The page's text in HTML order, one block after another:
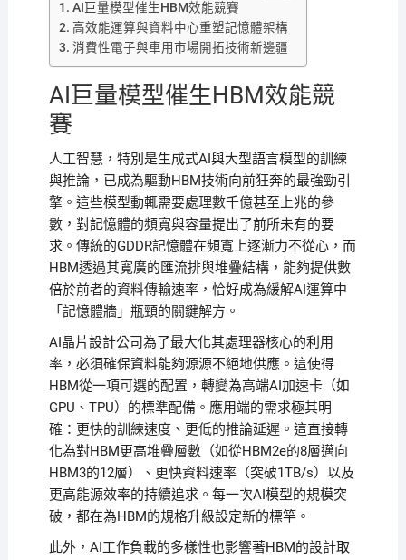
AI巨量模型催生HBM效能競賽
高效能運算與資料中心重塑記憶體架構
消費性電子與車用市場開拓技術新邊疆
AI巨量模型催生HBM效能競
賽
人工智慧，特別是生成式AI與大型語言模型的訓練
與推論，已成為驅動HBM技術向前狂奔的最強勁引
擎。這些模型動輒需要處理數千億甚至上兆的參
數，對記憶體的頻寬與容量提出了前所未有的要
求。傳統的GDDR記憶體在頻寬上逐漸力不從心，而
HBM透過其寬廣的匯流排與堆疊結構，能夠提供數
倍於前者的資料傳輸速率，恰好成為緩解AI運算中
「記憶體牆」瓶頸的關鍵解方。
AI晶片設計公司為了最大化其處理器核心的利用
率，必須確保資料能夠源源不絕地供應。這使得
HBM從一項可選的配置，轉變為高端AI加速卡（如
GPU、TPU）的標準配備。應用端的需求極其明
確：更快的訓練速度、更低的推論延遲。這直接轉
化為對HBM更高堆疊層數（如從HBM2e的8層邁向
HBM3的12層）、更快資料速率（突破1TB/s）以及
更高能源效率的持續追求。每一次AI模型的規模突
破，都在為HBM的規格升級設定新的標竿。
此外，AI工作負載的多樣性也影響著HBM的設計取